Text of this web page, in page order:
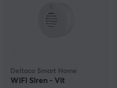
Deltaco Smart Home
WiFi Siren - Vit